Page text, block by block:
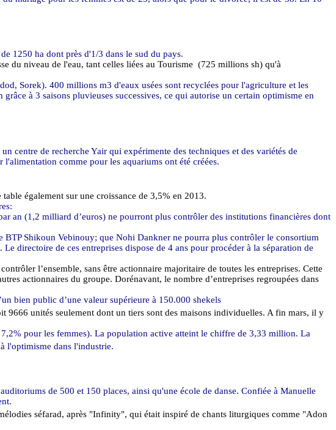
1250 ha dont près d'1/3 dans le sud du pays.
du niveau de l'eau, tant celles liées au Tourisme (725 millions sh) qu'à
Sorek). 400 millions m3 d'eaux usées sont recyclées pour l'agriculture et les
grâce à 3 saisons pluvieuses successives, ce qui autorise un certain optimisme en
centre de recherche Yair qui expérimente des techniques et des variétés de
comme pour les aquariums ont été créées.
également sur une croissance de 3,5% en 2013.
an (1,2 milliard d’euros) ne pourront plus contrôler des institutions financières dont
BTP Shikoun Vebinouy; que Nohi Dankner ne pourra plus contrôler le consortium
Le directoire de ces entreprises dispose de 4 ans pour procéder à la séparation de
l’ensemble, sans être actionnaire majoritaire de toutes les entreprises. Cette
actionnaires du groupe. Dorénavant, le nombre d’entreprises regroupées dans
bien public d’une valeur supérieure à 150.000 shekels
9666 unités seulement dont un tiers sont des maisons individuelles. A fin mars, il y
pour les femmes). La population active atteint le chiffre de 3,33 million. La
l'optimisme dans l'industrie.
de 500 et 150 places, ainsi qu'une école de danse. Confiée à Manuelle
séfarad, après "Infinity", qui était inspiré de chants liturgiques comme "Adon